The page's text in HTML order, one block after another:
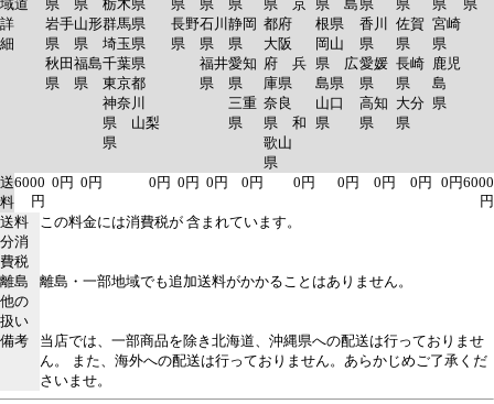
域
詳
細
道
県
岩手
県
秋田
県
県
山形
県
福島
県
栃木県
群馬県
埼玉県
千葉県
東京都
神奈川
県 山梨
県
県
長野
県
県
石川
県
福井
県
県
静岡
県
愛知
県
三重
県
県 京
都府
大阪
府 兵
庫県
奈良
県 和
歌山
県
県 島
根県
岡山
県 広
島県
山口
県
県
香川
県
愛媛
県
高知
県
県
佐賀
県
長崎
県
大分
県
県
宮崎
県
鹿児
島
県
県
送
料
6000
円
0円 0円 0円 0円 0円 0円 0円 0円 0円 0円 0円6000
円
送料
分消
費税
この料金には消費税が 含まれています。
離島
他の
扱い
離島・一部地域でも追加送料がかかることはありません。
備考
当店では、一部商品を除き北海道、沖縄県への配送は行っておりませ
ん。 また、海外への配送は行っておりません。あらかじめご了承くだ
さいませ。